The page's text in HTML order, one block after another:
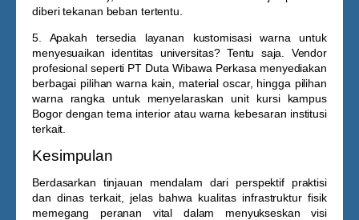
diberi tekanan beban tertentu.
5. Apakah tersedia layanan kustomisasi warna untuk
menyesuaikan identitas universitas?Tentu saja. Vendor
profesional seperti PT Duta Wibawa Perkasa menyediakan
berbagai pilihan warna kain, material oscar, hingga pilihan
warna rangka untuk menyelaraskan unit kursi kampus
Bogordengan tema interior atau warna kebesaran institusi
terkait.
Kesimpulan
Berdasarkan tinjauan mendalam dari perspektif praktisi
dan dinas terkait, jelas bahwa kualitas infrastruktur fisik
memegang peranan vital dalam menyukseskan visi